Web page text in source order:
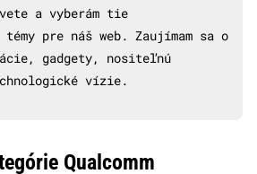
a vyberám tie
pre náš web. Zaujímam sa o
gadgety, nositeľnú
vízie.
Qualcomm